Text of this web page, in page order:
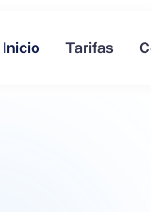
Inicio Tarifas